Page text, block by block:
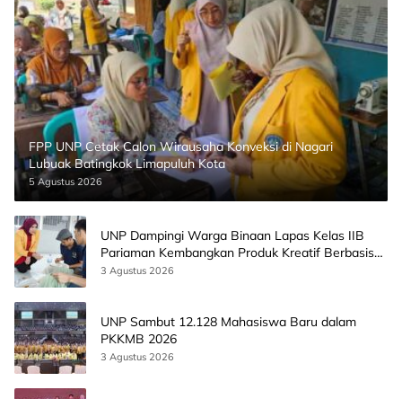
FPP UNP Cetak Calon Wirausaha Konveksi di Nagari
Lubuak Batingkok Limapuluh Kota
5 Agustus 2026
UNP Dampingi Warga Binaan Lapas Kelas IIB
Pariaman Kembangkan Produk Kreatif Berbasis
AI
3 Agustus 2026
UNP Sambut 12.128 Mahasiswa Baru dalam
PKKMB 2026
3 Agustus 2026